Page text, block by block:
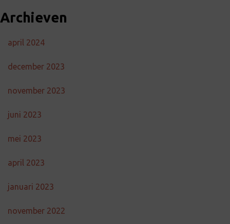
Archieven
april 2024
december 2023
november 2023
juni 2023
mei 2023
april 2023
januari 2023
november 2022